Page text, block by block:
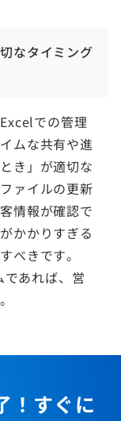
なタイミング
での管理
ムな共有や進
き」が適切な
ァイルの更新
情報が確認で
かかりすぎる
べきです。
であれば、営
！すぐに